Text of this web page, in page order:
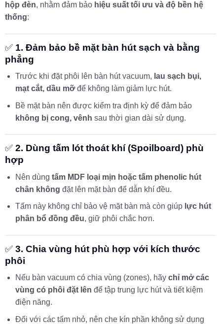
hộp đèn, nhằm đảm bảo hiệu suất tối ưu và độ bền hệ
thống:
✅ 1. Đảm bảo bề mặt bàn hút sạch và bằng
phẳng
Trước khi đặt phôi lên bàn hút vacuum, lau sạch bụi,
mạt cắt, dầu mỡđể không làm giảm lực hút.
Bề mặt bàn nên được kiểm tra định kỳ để đảm bảo
không bị cong, vênh sau thời gian dài sử dụng.
✅ 2. Dùng tấm lót thoát khí (Spoilboard) phù
hợp
Nên dùng tấm MDF loại mịn hoặc tấm phenolic hút
chân không đặt lên mặt bàn để dẫn khí đều.
Tấm này không chỉ bảo vệ mặt bàn mà còn giúp lực hút
phân bổ đồng đều, giữ phôi chắc hơn.
✅ 3. Chia vùng hút phù hợp với kích thước
phôi
Nếu bàn vacuum có chia vùng (zones), hãy chỉ mở các
vùng có phôi đặt lên để tập trung lực hút và tiết kiệm
điện năng.
Đối với các tấm nhỏ, nên che kín phần không sử dụng